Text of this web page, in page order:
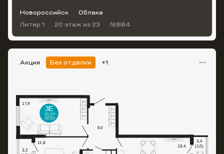
Новороссийск
Облака
Литер 1
20 этаж из 23 №884
Акция Без отделки +1